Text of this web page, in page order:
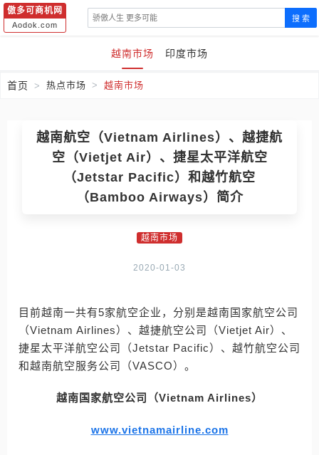
傲多可商机网
Aodok.com
搜 索
越南市场 印度市场
首页 热点市场 越南市场
越南航空（Vietnam Airlines）、越捷航
空（Vietjet Air）、捷星太平洋航空
（Jetstar Pacific）和越竹航空
（Bamboo Airways）简介
越南市场
2020-01-03
目前越南一共有5家航空企业，分别是越南国家航空公司
（Vietnam Airlines）、越捷航空公司（Vietjet Air）、
捷星太平洋航空公司（Jetstar Pacific）、越竹航空公司
和越南航空服务公司（VASCO）。
越南国家航空公司（Vietnam Airlines）
www.vietnamairline.com